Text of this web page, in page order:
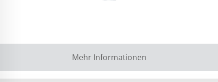
Mehr Informationen